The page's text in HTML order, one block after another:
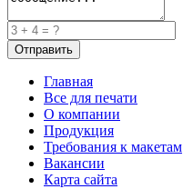
Главная
Все для печати
О компании
Продукция
Требования к макетам
Вакансии
Карта сайта